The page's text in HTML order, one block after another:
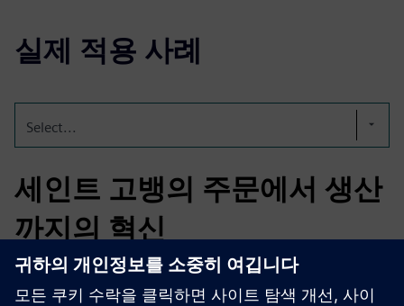
실제 적용 사례
Select...
세인트 고뱅의 주문에서 생산
까지의 혁신
생고뱅은 Emixa와 파트너십을 맺고 Mendix에 맞춤형 로우
코드 주문 관리 시스템을 구축했어요. ERP, MES, CRM 워크